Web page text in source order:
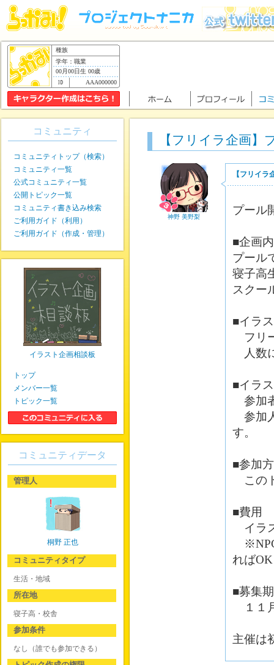
種族
学年：職業
00月00日生 00歳
AAA000000
【フリイラ企画】
神野 美野梨
【フリイラ
プール
■企画
プール
寝子高
スクー
■イラ
フリ
人数
■イラ
参加
参加
す。
■参加
この
■費用
イラ
※NPC
れば
■募集
１１
主催は
コミュニティ
コミュニティトップ（検索）
コミュニティ一覧
公式コミュニティ一覧
公開トピック一覧
コミュニティ書き込み検索
ご利用ガイド（利用）
ご利用ガイド（作成・管理）
イラスト企画相談板
トップ
メンバー一覧
トピック一覧
コミュニティデータ
管理人
桐野 正也
コミュニティタイプ
生活・地域
所在地
寝子高・校舎
参加条件
なし（誰でも参加できる）